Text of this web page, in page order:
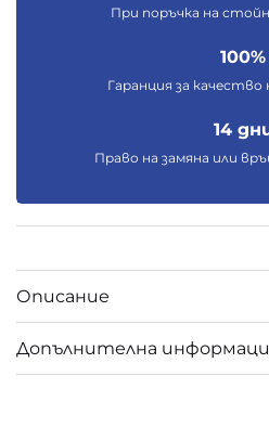
При поръчка на
100%
Гаранция за
14
Право на замяна или
Описание
Допълнителна